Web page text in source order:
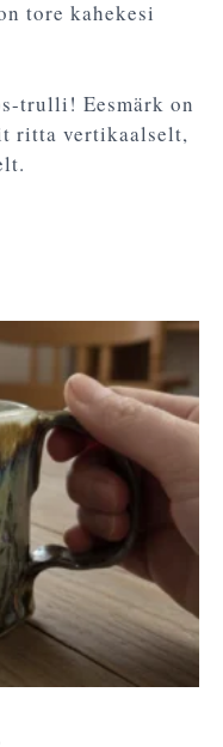
tore kahekesi
trulli! Eesmärk on
ritta vertikaalselt,